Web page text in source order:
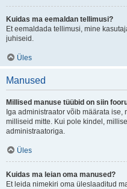
Kuidas ma eemaldan tellimusi?
Et eemaldada tellimusi, mine
juhiseid.
Üles
Manused
Millised manuse tüübid on siin
Iga administraator võib määrata
milliseid mitte. Kui pole kindel,
administraatoriga.
Üles
Kuidas ma leian oma manused?
Et leida nimekiri oma üleslaaditud